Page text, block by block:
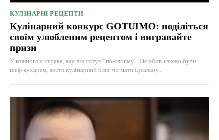
КУЛІНАРНІ РЕЦЕПТИ
Кулінарний конкурс GOTUIMO: поділіться
своїм улюбленим рецептом і вигравайте
призи
У кожного є страва, яку він готує “по-своєму”. Не обов’язково бути
шеф-кухарем, вести кулінарний блог чи мати ідеальну...